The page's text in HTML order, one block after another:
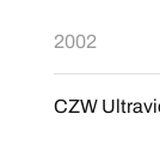
2002
CZW